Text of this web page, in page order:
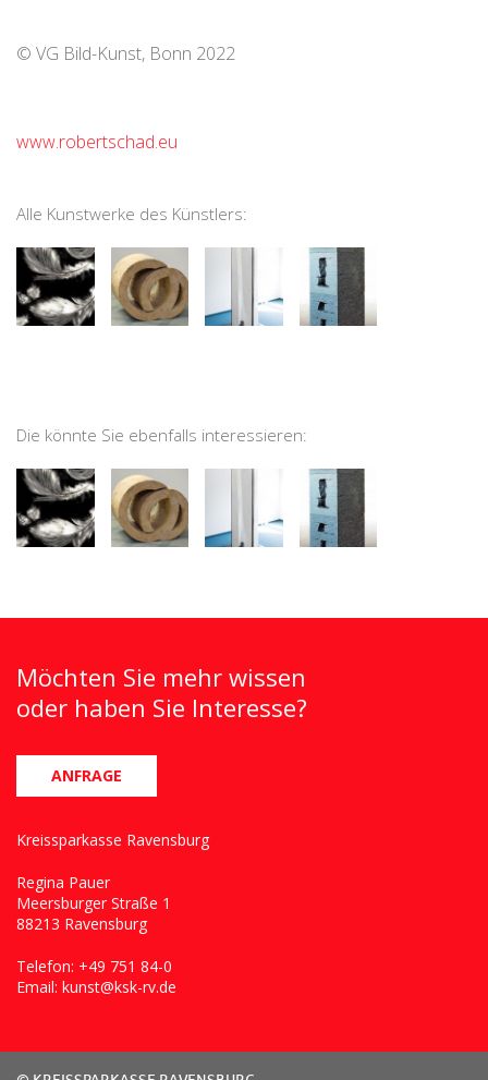
© VG Bild-Kunst, Bonn 2022
www.robertschad.eu
Alle Kunstwerke des Künstlers:
Die könnte Sie ebenfalls interessieren:
Möchten Sie mehr wissen
oder haben Sie Interesse?
ANFRAGE
Kreissparkasse Ravensburg
Regina Pauer
Meersburger Straße 1
88213 Ravensburg
Telefon: +49 751 84-0
Email: kunst@ksk-rv.de